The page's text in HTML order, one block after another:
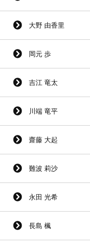
大野 由香里
岡元 歩
吉江 竜太
川端 竜平
齋藤 大起
難波 莉沙
永田 光希
長島 楓